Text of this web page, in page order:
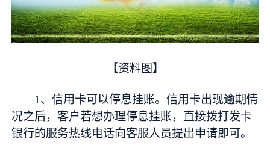
【资料图】
1、信用卡可以停息挂账。信用卡出现逾期情
况之后，客户若想办理停息挂账，直接拨打发卡
银行的服务热线电话向客服人员提出申请即可。